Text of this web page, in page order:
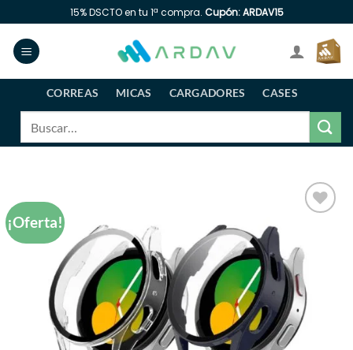
al
contenido
15% DSCTO en tu 1ª compra. Cupón: ARDAV15
CORREAS MICAS CARGADORES
CASES
¡Oferta!
deseos